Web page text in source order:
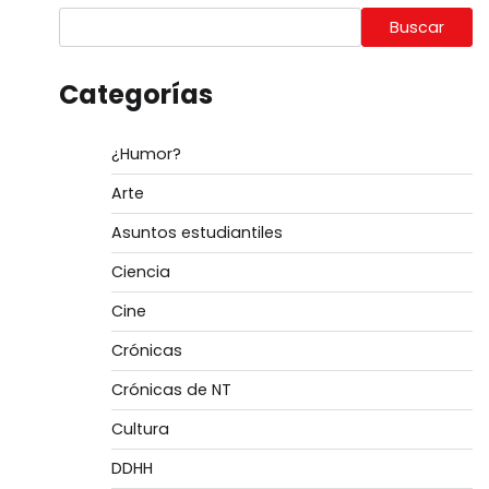
Buscar
Categorías
¿Humor?
Arte
Asuntos estudiantiles
Ciencia
Cine
Crónicas
Crónicas de NT
Cultura
DDHH